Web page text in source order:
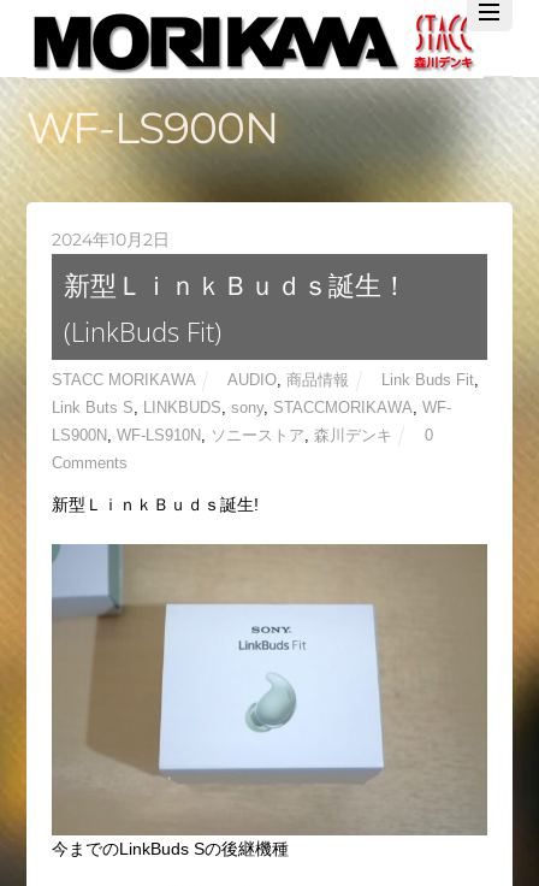
TwitterFacebook
YouTube
WF-LS900N
2024年10月2日
新型ＬｉｎｋＢｕｄｓ誕生！
(LinkBuds Fit)
STACC MORIKAWA AUDIO, 商品情報 Link Buds Fit
Link Buts S
LINKBUDS sony, STACCMORIKAWA WF-
LS900N, WF-LS910N, ソニーストア 森川デンキ
0
Comments
新型ＬｉｎｋＢｕｄｓ誕生!
今までのLinkBuds Sの後継機種